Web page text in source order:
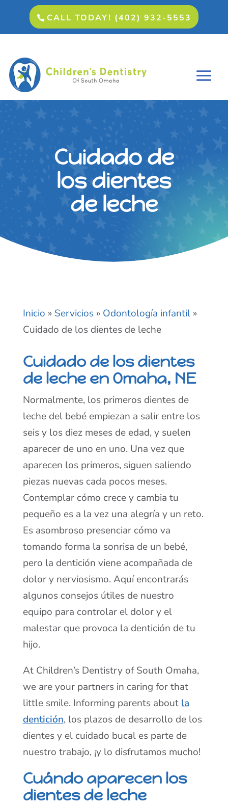
CALL TODAY! (402) 932-5553
Cuidado de
los dientes
de leche
Inicio » Servicios » Odontología infantil »
Cuidado de los dientes de leche
Cuidado de los dientes
de leche en Omaha, NE
Normalmente, los primeros dientes de
leche del bebé empiezan a salir entre los
seis y los diez meses de edad, y suelen
aparecer de uno en uno. Una vez que
aparecen los primeros, siguen saliendo
piezas nuevas cada pocos meses.
Contemplar cómo crece y cambia tu
pequeño es a la vez una alegría y un reto.
Es asombroso presenciar cómo va
tomando forma la sonrisa de un bebé,
pero la dentición viene acompañada de
dolor y nerviosismo. Aquí encontrarás
algunos consejos útiles de nuestro
equipo para controlar el dolor y el
malestar que provoca la dentición de tu
hijo.
At Children’s Dentistry of South Omaha,
we are your partners in caring for that
little smile. Informing parents about la
dentición, los plazos de desarrollo de los
dientes y el cuidado bucal es parte de
nuestro trabajo, ¡y lo disfrutamos mucho!
Cuándo aparecen los
dientes de leche